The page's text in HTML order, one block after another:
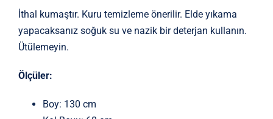
İthal kumaştır. Kuru temizleme önerilir. Elde yıkama
yapacaksanız soğuk su ve nazik bir deterjan kullanın.
Ütülemeyin.
Ölçüler:
Boy: 130 cm